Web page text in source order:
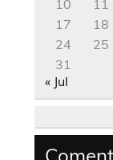
10
11
17
18
24
25
31
« Jul